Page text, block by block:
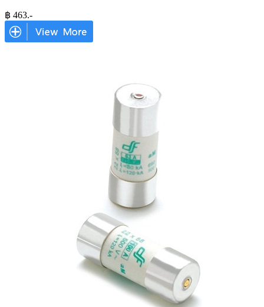
฿ 463.-